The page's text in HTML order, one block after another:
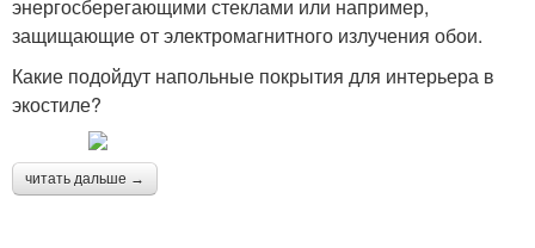
энергосберегающими стеклами или например,
защищающие от электромагнитного излучения обои.
Какие подойдут напольные покрытия для интерьера в
экостиле?
читать дальше →